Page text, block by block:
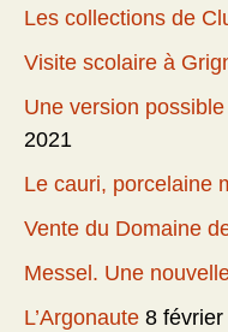
Les collections de
Visite scolaire à
Une version
2021
Le cauri, porcelaine
Vente du Domaine
Messel. Une
L’Argonaute 8